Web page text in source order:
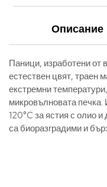
Описание
Паници, изработени от
естествен цвят, траен
екстремни
микровълновата
120°C за ястия с олио
са биоразградими и